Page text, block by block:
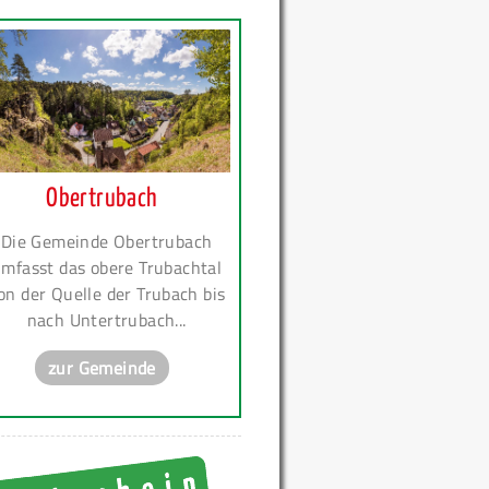
Obertrubach
Die Gemeinde Obertrubach
das obere Trubachtal
der Quelle der Trubach bis
nach Untertrubach...
zur Gemeinde